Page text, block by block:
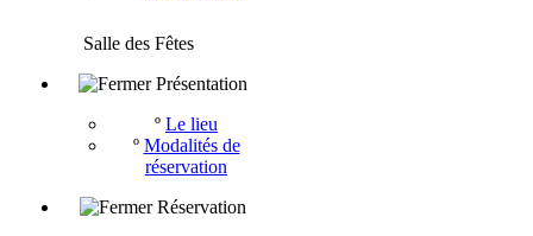
Salle des Fêtes
Présentation
º Le lieu
º Modalités de
réservation
Réservation